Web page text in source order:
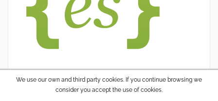
We use our own and third party cookies. If you continue browsing we
consider you accept the use of cookies.